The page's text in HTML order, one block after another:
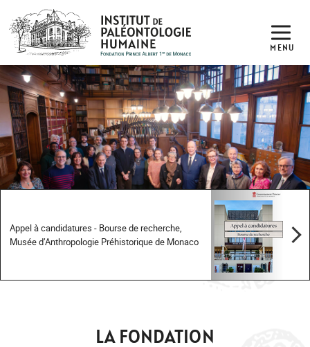
MENU
INSTITUT DE PALÉONTOLOGIE HUMAINE
Appel à candidatures - Bourse de recherche,
Musée d’Anthropologie Préhistorique de Monaco
LA FONDATION